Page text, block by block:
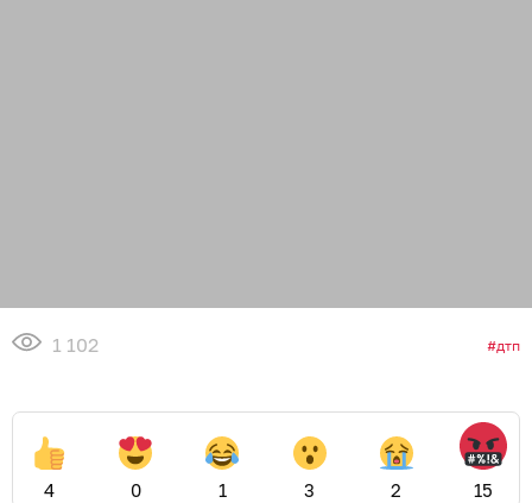
1 102 дтп
4 0 1 3 2 15